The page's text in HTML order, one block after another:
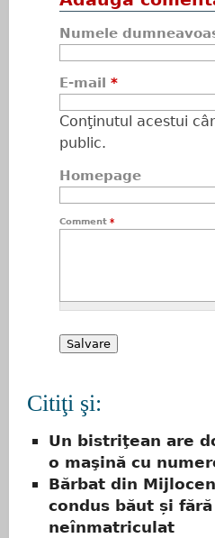
Numele
E-mail *
Conţinutul acestui
public.
Homepage
Comment *
Citiţi şi:
Un bistriţean are
o maşină cu
Bărbat din
condus băut și
neînmatriculat